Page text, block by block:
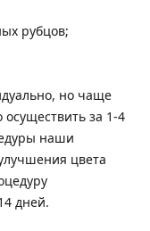
рубцов;
но чаще
за 1-4
наши
цвета
дней.